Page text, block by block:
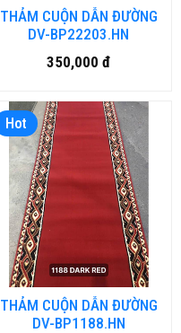
THẢM CUỘN DẪN ĐƯỜNG
DV-BP22203.HN
350,000 đ
Hot
THẢM CUỘN DẪN ĐƯỜNG
DV-BP1188.HN